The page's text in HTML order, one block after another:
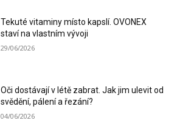
Tekuté vitaminy místo kapslí. OVONEX
staví na vlastním vývoji
29/06/2026
Oči dostávají v létě zabrat. Jak jim ulevit od
svědění, pálení a řezání?
04/06/2026